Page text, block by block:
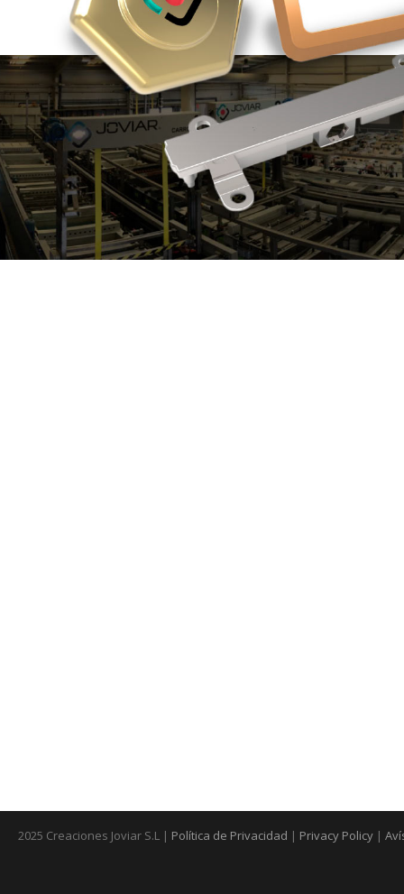
2025 Creaciones Joviar S.L | Política de Privacidad | Privacy Policy |